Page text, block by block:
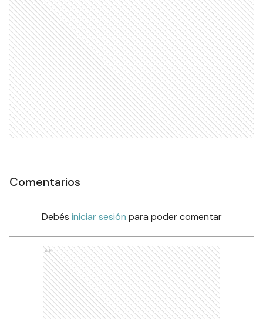
Comentarios
Debés iniciar sesión para poder comentar
Ads